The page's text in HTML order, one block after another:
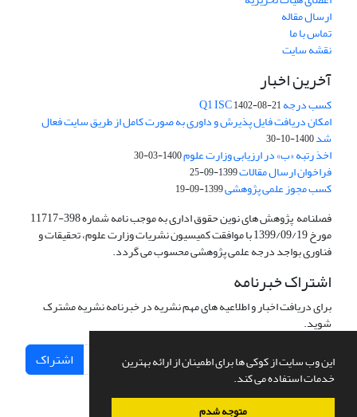
این وب سایت از کوکی ها برای اطمینان از ارائه بهترین
خدمات استفاده می کند.
متوجه شدم
ارسال مقاله
تماس با ما
نقشه سایت
آخرین اخبار
کسب درجه Q1 ISC1402-08-21
امکان دریافت فایل پذیرش و داوری به صورت کامل از طریق سایت فعال
شد1400-10-30
اخذ رتبه «ب» در ارزیابی وزارت علوم1400-03-30
فراخوان ارسال مقالات1399-09-25
کسب مجوز علمی پژوهشی1399-09-19
فصلنامه پژوهش های نوین حقوق اداری به موجب نامه شماره 398-11717
مورخ 1399/09/19 با موافقت کمیسیون نشریات وزارت علوم، تحقیقات و
فناوری بواجد درجه علمی پژوهشی محسوب می گردد.
اشتراک خبرنامه
برای دریافت اخبار و اطلاعیه های مهم نشریه در خبرنامه نشریه مشترک
شوید.
اشتراک